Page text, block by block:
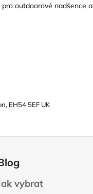
outdoorové nadšence a
EH54 5EF UK
vybrat